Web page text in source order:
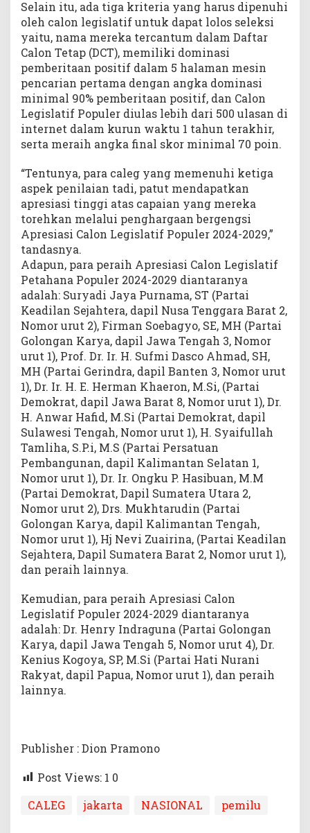
Selain itu, ada tiga kriteria yang harus dipenuhi
oleh calon legislatif untuk dapat lolos seleksi
yaitu, nama mereka tercantum dalam Daftar
Calon Tetap (DCT), memiliki dominasi
pemberitaan positif dalam 5 halaman mesin
pencarian pertama dengan angka dominasi
minimal 90% pemberitaan positif, dan Calon
Legislatif Populer diulas lebih dari 500 ulasan di
internet dalam kurun waktu 1 tahun terakhir,
serta meraih angka final skor minimal 70 poin.
“Tentunya, para caleg yang memenuhi ketiga
aspek penilaian tadi, patut mendapatkan
apresiasi tinggi atas capaian yang mereka
torehkan melalui penghargaan bergengsi
Apresiasi Calon Legislatif Populer 2024-2029,”
tandasnya.
Adapun, para peraih Apresiasi Calon Legislatif
Petahana Populer 2024-2029 diantaranya
adalah: Suryadi Jaya Purnama, ST (Partai
Keadilan Sejahtera, dapil Nusa Tenggara Barat 2,
Nomor urut 2), Firman Soebagyo, SE, MH (Partai
Golongan Karya, dapil Jawa Tengah 3, Nomor
urut 1), Prof. Dr. Ir. H. Sufmi Dasco Ahmad, SH,
MH (Partai Gerindra, dapil Banten 3, Nomor urut
1), Dr. Ir. H. E. Herman Khaeron, M.Si, (Partai
Demokrat, dapil Jawa Barat 8, Nomor urut 1), Dr.
H. Anwar Hafid, M.Si (Partai Demokrat, dapil
Sulawesi Tengah, Nomor urut 1), H. Syaifullah
Tamliha, S.P.i, M.S (Partai Persatuan
Pembangunan, dapil Kalimantan Selatan 1,
Nomor urut 1), Dr. Ir. Ongku P. Hasibuan, M.M
(Partai Demokrat, Dapil Sumatera Utara 2,
Nomor urut 2), Drs. Mukhtarudin (Partai
Golongan Karya, dapil Kalimantan Tengah,
Nomor urut 1), Hj Nevi Zuairina, (Partai Keadilan
Sejahtera, Dapil Sumatera Barat 2, Nomor urut 1),
dan peraih lainnya.
Kemudian, para peraih Apresiasi Calon
Legislatif Populer 2024-2029 diantaranya
adalah: Dr. Henry Indraguna (Partai Golongan
Karya, dapil Jawa Tengah 5, Nomor urut 4), Dr.
Kenius Kogoya, SP, M.Si (Partai Hati Nurani
Rakyat, dapil Papua, Nomor urut 1), dan peraih
lainnya.
Publisher : Dion Pramono
Post Views: 1 0
CALEG
jakarta NASIONAL pemilu